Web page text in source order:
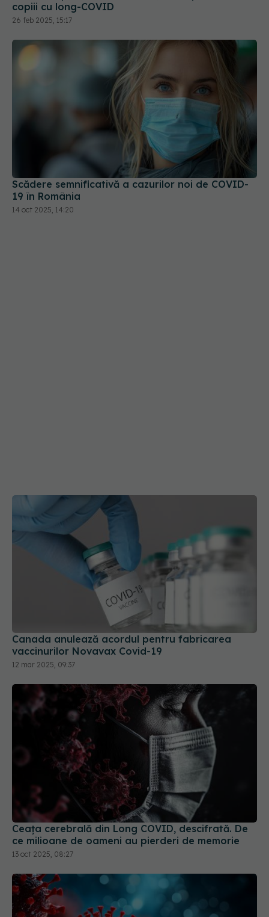
26 feb 2025, 15:17
Scădere semnificativă a cazurilor noi de COVID-
19 în România
14 oct 2025, 14:20
Canada anulează acordul pentru fabricarea
vaccinurilor Novavax Covid-19
12 mar 2025, 09:37
Ceața cerebrală din Long COVID, descifrată. De
ce milioane de oameni au pierderi de memorie
13 oct 2025, 08:27